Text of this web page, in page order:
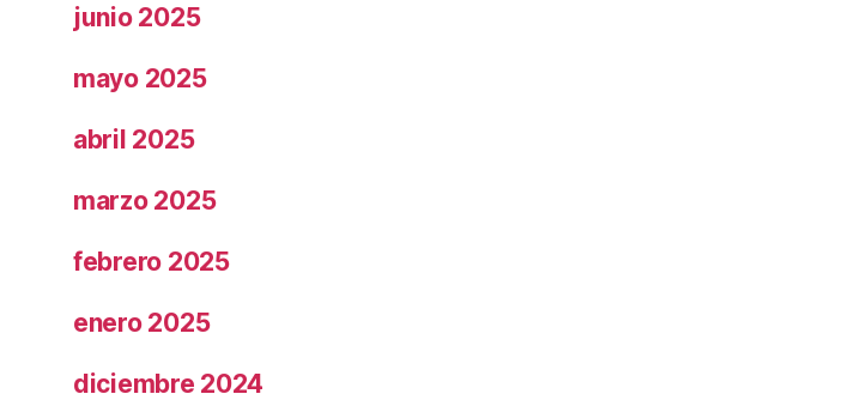
junio 2025
mayo 2025
abril 2025
marzo 2025
febrero 2025
enero 2025
diciembre 2024